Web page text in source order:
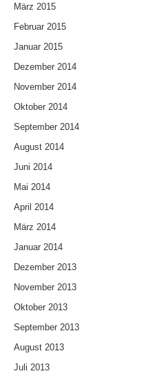
März 2015
Februar 2015
Januar 2015
Dezember 2014
November 2014
Oktober 2014
September 2014
August 2014
Juni 2014
Mai 2014
April 2014
März 2014
Januar 2014
Dezember 2013
November 2013
Oktober 2013
September 2013
August 2013
Juli 2013